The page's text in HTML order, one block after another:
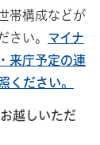
帯構成などが
さい。 マイナ
来庁予定の連
ください。
越しいただ